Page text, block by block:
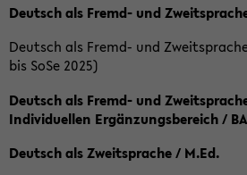
Deutsch als Fremd- und
Deutsch als Fremd- und
bis SoSe 2025)
Deutsch als Fremd- und
Individuellen Ergänzungsbereich /
Deutsch als Zweitsprache / M.Ed.